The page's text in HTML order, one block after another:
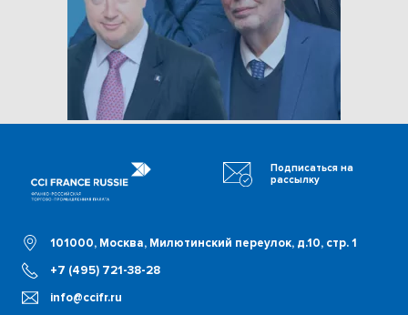
101000, Москва, Милютинский переулок, д.10, стр. 1
+7 (495) 721-38-28
info@ccifr.ru
Подписаться на
рассылку